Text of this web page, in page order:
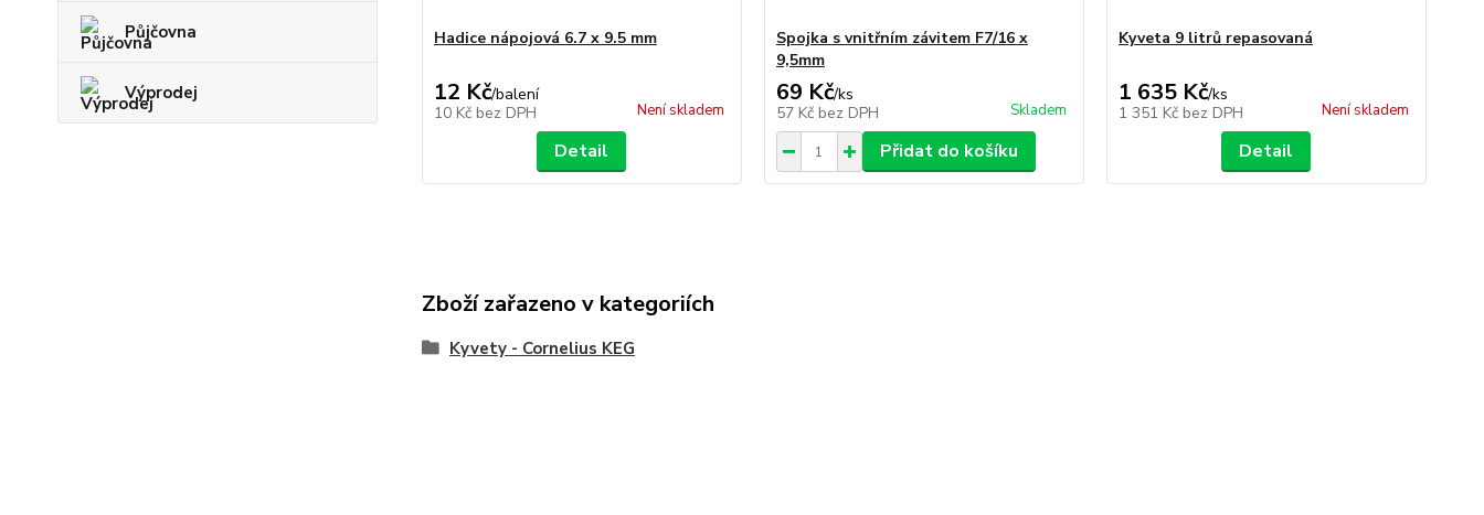
Půjčovna
Výprodej
Hadice nápojová 6.7 x 9.5 mm
12 Kč/balení
10 Kč bez DPH Není skladem
Detail
Spojka s vnitřním závitem F7/16 x
9,5mm
69 Kč/ks
57 Kč bez DPH Skladem
Přidat do košíku
Kyveta 9 litrů repasovaná
1 635 Kč/ks
1 351 Kč bez DPH Není skladem
Detail
Zboží zařazeno v kategoriích
Kyvety - Cornelius KEG